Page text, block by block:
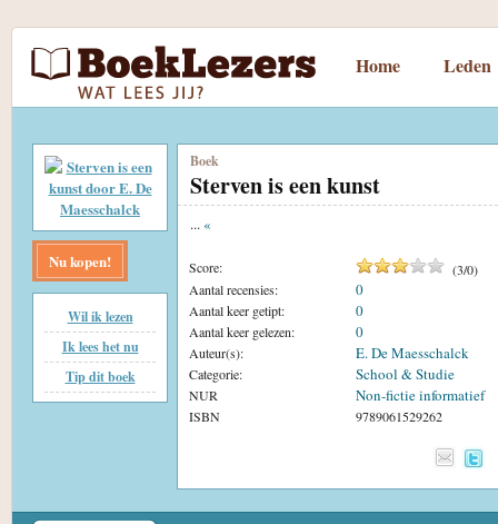
Home Leden
Nu kopen!
Wil ik lezen
Ik lees het nu
Tip dit boek
Boek
Sterven is een kunst
... «
Score: (3/0)
Aantal recensies:
0
Aantal keer getipt: 0
Aantal keer gelezen: 0
Auteur(s): E. De Maesschalck
Categorie: School & Studie
NUR Non-fictie informatief
ISBN 9789061529262